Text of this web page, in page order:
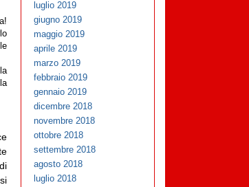
luglio 2019
giugno 2019
maggio 2019
aprile 2019
marzo 2019
febbraio 2019
gennaio 2019
dicembre 2018
novembre 2018
ottobre 2018
settembre 2018
agosto 2018
luglio 2018